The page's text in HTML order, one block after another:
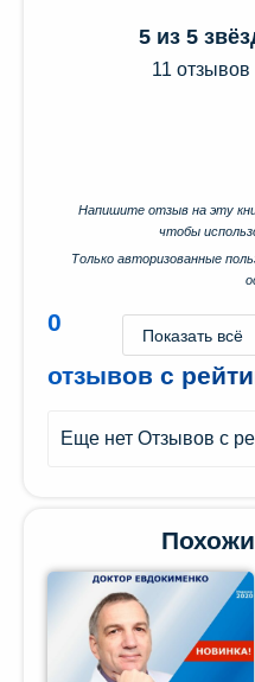
5 из 5
11 отзывов
Напишите отзыв на эту
чтобы
Только авторизованные
0
отзывов с
Еще нет Отзывов с